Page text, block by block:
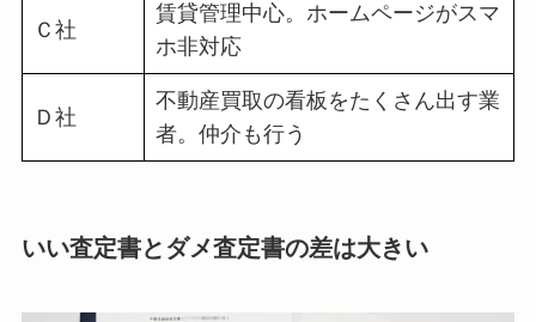
Ｃ社
賃貸管理中心。ホームページがスマ
ホ非対応
Ｄ社
不動産買取の看板をたくさん出す業
者。仲介も行う
いい査定書とダメ査定書の差は大きい